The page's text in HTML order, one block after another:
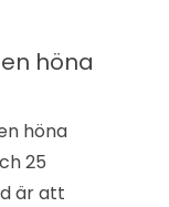
höna
höna
25
är att